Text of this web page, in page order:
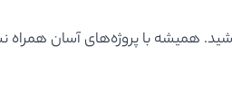
همیشه با پروژه‌های آسان همراه